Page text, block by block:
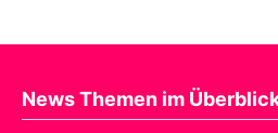
News Themen im